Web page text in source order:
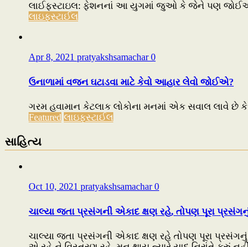
લાઈફસ્ટાઇલ: ફેશનનાં આ યુગમાં જુઓ કે જેને પણ જોઈએ
લાઇફસ્ટાઈલ
Apr 8, 2021 pratyakshsamachar0
ઉનાળામાં વજન ઘટાડવા માટે કેવો આહાર લેવો જોઈએ?
ગરમ હવામાન કેટલાક લોકોના મનમાં એક સવાલ લાવે
Featured લાઇફસ્ટાઈલ
સાહિત્ય
Oct 10, 2021 pratyakshsamachar0
ચાલ્યા જતા પ્રસંગની એકાદ ક્ષણ રહે, તોપણ પૂરા પ્રસંગનું
ચાલ્યા જતા પ્રસંગની એકાદ ક્ષણ રહે તોપણ પૂરા